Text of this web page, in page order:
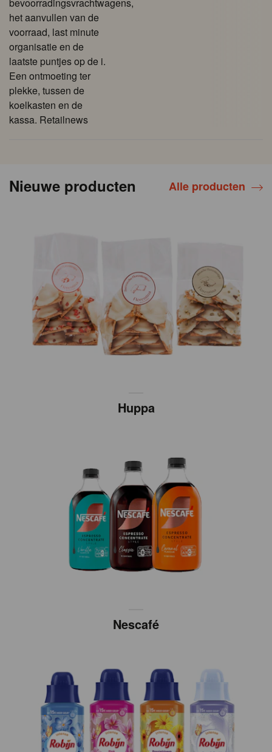
het aanvullen van de
voorraad, last minute
organisatie en de
laatste puntjes op de i.
Een ontmoeting ter
plekke, tussen de
koelkasten en de
kassa. Retailnews
Nieuwe producten Alle producten
Huppa
Nescafé